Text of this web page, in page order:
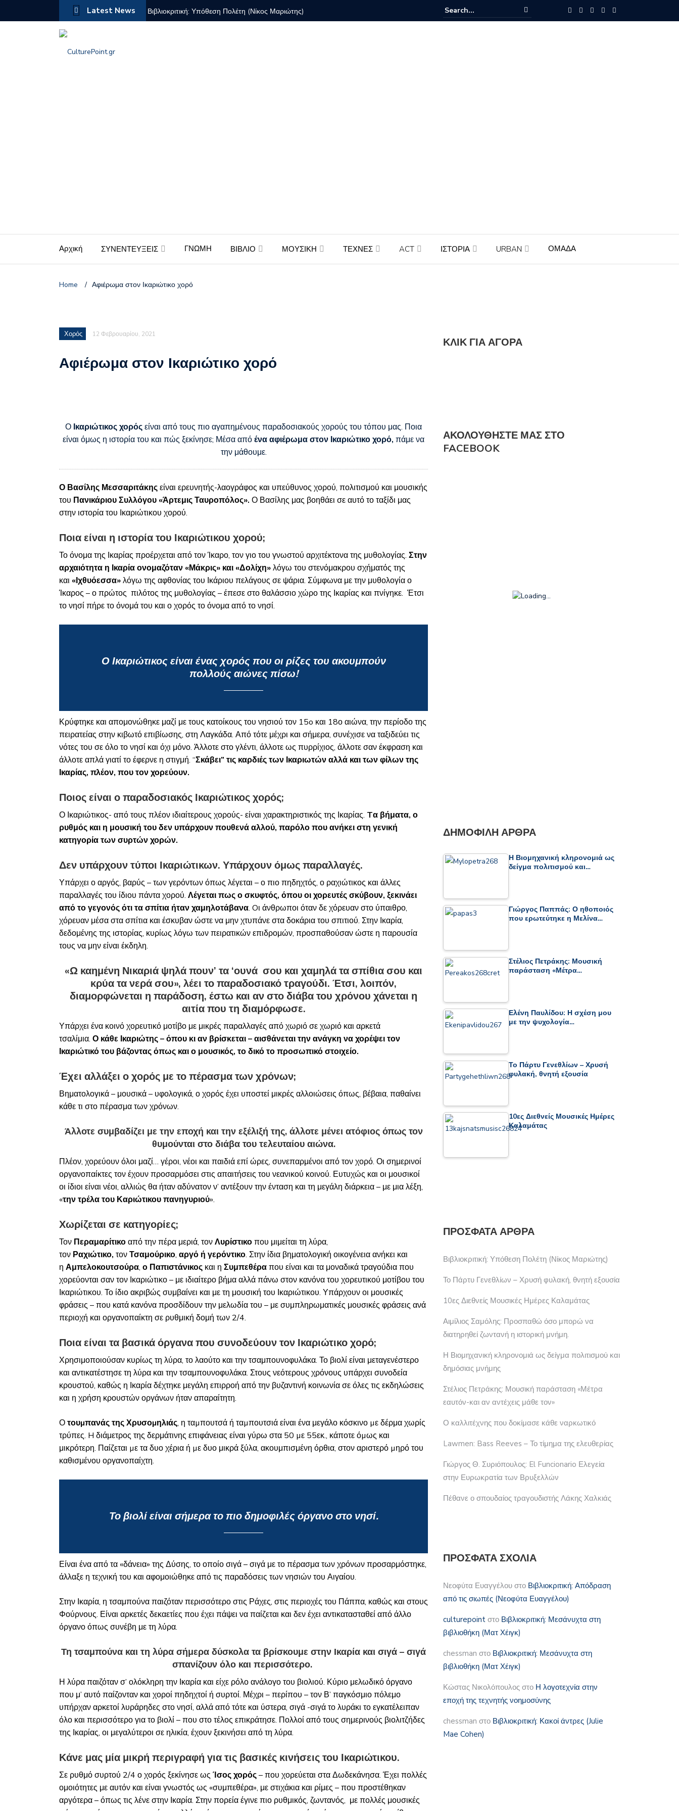
Latest News Βιβλιοκριτική: Υπόθεση Πολέτη (Νίκος Μαριώτης)
Πέθανε ο σπουδαίος τραγουδιστής Λάκης Χαλκιάς
Αρχική ΣΥΝΕΝΤΕΥΞΕΙΣ ΓΝΩΜΗ ΒΙΒΛΙΟ ΜΟΥΣΙΚΗ ΤΕΧΝΕΣ ACT ΙΣΤΟΡΙΑ URBAN ΟΜΑΔΑ
Home / Αφιέρωμα στον Ικαριώτικο χορό
Χορός 12 Φεβρουαρίου, 2021
Αφιέρωμα στον Ικαριώτικο χορό
Ο Ικαριώτικος χορόςείναι από τους πιο αγαπημένους παραδοσιακούς χορούς του τόπου μας. Ποια
είναι όμως η ιστορία του και πώς ξεκίνησε; Μέσα απόένα αφιέρωμα στον Ικαριώτικο χορό, πάμε να
την μάθουμε.
Ο Βασίλης Μεσσαριτάκηςείναι ερευνητής-λαογράφος και υπεύθυνος χορού, πολιτισμού και μουσικής
του Πανικάριου Συλλόγου «Άρτεμις Ταυροπόλος». Ο Βασίλης μας βοηθάει σε αυτό το ταξίδι μας
στην ιστορία του Ικαριώτικου χορού.
Ποια είναι η ιστορία του Ικαριώτικου χορού;
Το όνομα της Ικαρίας προέρχεται από τον Ίκαρο, τον γιο του γνωστού αρχιτέκτονα της μυθολογίας. Στην
αρχαιότητα η Ικαρία ονομαζόταν «Μάκρις» και «Δολίχη»λόγω του στενόμακρου σχήματός της
και «Ιχθυόεσσα»λόγω της αφθονίας του Ικάριου πελάγους σε ψάρια. Σύμφωνα με την μυθολογία ο
Ίκαρος – ο πρώτος πιλότος της μυθολογίας – έπεσε στο θαλάσσιο χώρο της Ικαρίας και πνίγηκε. Έτσι
το νησί πήρε το όνομά του και ο χορός το όνομα από το νησί.
Ο Ικαριώτικος είναι ένας χορός που οι ρίζες του ακουμπούν
πολλούς αιώνες πίσω!
Κρύφτηκε και απομονώθηκε μαζί με τους κατοίκους του νησιού τον 15o και 18ο αιώνα, την περίοδο της
πειρατείας στην κιβωτό επιβίωσης, στη Λαγκάδα. Από τότε μέχρι και σήμερα, συνέχισε να ταξιδεύει τις
νότες του σε όλο το νησί και όχι μόνο. Άλλοτε στο γλέντι, άλλοτε ως πυρρίχιος, άλλοτε σαν έκφραση και
άλλοτε απλά γιατί το έφερνε η στιγμή. “Σκάβει” τις καρδιές των Ικαριωτών αλλά και των φίλων της
Ικαρίας, πλέον, που τον χορεύουν.
Ποιος είναι ο παραδοσιακός Ικαριώτικος χορός;
Ο Ικαριώτικος- από τους πλέον ιδιαίτερους χορούς- είναι χαρακτηριστικός της Ικαρίας. Tα βήματα, ο
ρυθμός και η μουσική του δεν υπάρχουν πουθενά αλλού, παρόλο που ανήκει στη γενική
κατηγορία των συρτών χορών.
Δεν υπάρχουν τύποι Ικαριώτικων. Υπάρχουν όμως παραλλαγές.
Υπάρχει ο αργός, βαρύς – των γερόντων όπως λέγεται – ο πιο πηδηχτός, ο ραχιώτικος και άλλες
παραλλαγές του ίδιου πάντα χορού. Λέγεται πως ο σκυφτός, όπου οι χορευτές σκύβουν, ξεκινάει
από το γεγονός ότι τα σπίτια ήταν χαμηλοτάβανα. Oι άνθρωποι όταν δε χόρευαν στο ύπαιθρο,
χόρευαν μέσα στα σπίτια και έσκυβαν ώστε να μην χτυπάνε στα δοκάρια του σπιτιού. Στην Ικαρία,
δεδομένης της ιστορίας, κυρίως λόγω των πειρατικών επιδρομών, προσπαθούσαν ώστε η παρουσία
τους να μην είναι έκδηλη.
«Ω καημένη Νικαριά ψηλά πουν’ τα ‘ουνά σου και χαμηλά τα σπίθια σου και
κρύα τα νερά σου», λέει το παραδοσιακό τραγούδι. Έτσι, λοιπόν,
διαμορφώνεται η παράδοση, έστω και αν στο διάβα του χρόνου χάνεται η
αιτία που τη διαμόρφωσε.
Υπάρχει ένα κοινό χορευτικό μοτίβο με μικρές παραλλαγές από χωριό σε χωριό και αρκετά
τσαλίμια. Ο κάθε Ικαριώτης – όπου κι αν βρίσκεται – αισθάνεται την ανάγκη να χορέψει τον
Ικαριώτικό του βάζοντας όπως και ο μουσικός, το δικό το προσωπικό στοιχείο.
Έχει αλλάξει ο χορός με το πέρασμα των χρόνων;
Βηματολογικά – μουσικά – υφολογικά, ο χορός έχει υποστεί μικρές αλλοιώσεις όπως, βέβαια, παθαίνει
κάθε τι στο πέρασμα των χρόνων.
Άλλοτε συμβαδίζει με την εποχή και την εξέλιξή της, άλλοτε μένει ατόφιος όπως τον
θυμούνται στο διάβα του τελευταίου αιώνα.
Πλέον, χορεύουν όλοι μαζί… γέροι, νέοι και παιδιά επί ώρες, συνεπαρμένοι από τον χορό. Οι σημερινοί
οργανοπαίκτες τον έχουν προσαρμόσει στις απαιτήσεις του νεανικού κοινού. Ευτυχώς και οι μουσικοί
οι ίδιοι είναι νέοι, αλλιώς θα ήταν αδύνατον ν’ αντέξουν την ένταση και τη μεγάλη διάρκεια – με μια λέξη,
«την τρέλα του Καριώτικου πανηγυριού».
Χωρίζεται σε κατηγορίες;
Τον Περαμαρίτικοαπό την πέρα μεριά, τονΛυρίστικοπου μιμείται τη λύρα,
τον Ραχιώτικο, τονΤσαμούρικο, αργό ή γερόντικο. Στην ίδια βηματολογική οικογένεια ανήκει και
η Αμπελοκουτσούρα, ο Παπιστάνικος και η Συμπεθέραπου είναι και τα μοναδικά τραγούδια που
χορεύονται σαν τον Ικαριώτικο – με ιδιαίτερο βήμα αλλά πάνω στον κανόνα του χορευτικού μοτίβου του
Ικαριώτικου. Το ίδιο ακριβώς συμβαίνει και με τη μουσική του Ικαριώτικου. Υπάρχουν οι μουσικές
φράσεις – που κατά κανόνα προσδίδουν την μελωδία του – με συμπληρωματικές μουσικές φράσεις ανά
περιοχή και οργανοπαίκτη σε ρυθμική δομή των 2/4.
Ποια είναι τα βασικά όργανα που συνοδεύουν τον Ικαριώτικο χορό;
Χρησιμοποιούσαν κυρίως τη λύρα, το λαούτο και την τσαμπουνοφυλάκα. Το βιολί είναι μεταγενέστερο
και αντικατέστησε τη λύρα και την τσαμπουνοφυλάκα. Στους νεότερους χρόνους υπάρχει συνοδεία
κρουστού, καθώς η Ικαρία δέχτηκε μεγάλη επιρροή από την βυζαντινή κοινωνία σε όλες τις εκδηλώσεις
και η χρήση κρουστών οργάνων ήταν απαραίτητη.
Οτουµπανάς της Χρυσοµηλιάς, η ταµπουτσά ή ταµπουτσιά είναι ένα μεγάλο κόσκινο µε δέρμα χωρίς
τρύπες. H διάμετρος της δερμάτινης επιφάνειας είναι γύρω στα 50 µε 55εκ., κάποτε όµως και
μικρότερη. Παίζεται µε τα δυο χέρια ή µε δυο μικρά ξύλα, ακουμπισμένη όρθια, στον αριστερό µηρό του
καθισμένου οργανοπαίχτη.
Το βιολί είναι σήμερα το πιο δημοφιλές όργανο στο νησί.
Είναι ένα από τα «δάνεια» της Δύσης, το οποίο σιγά – σιγά με το πέρασμα των χρόνων προσαρμόστηκε,
άλλαξε η τεχνική του και αφομοιώθηκε από τις παραδόσεις των νησιών του Αιγαίου.
Στην Ικαρία, η τσαμπούνα παιζόταν περισσότερο στις Ράχες, στις περιοχές του Πάππα, καθώς και στους
Φούρνους. Είναι αρκετές δεκαετίες που έχει πάψει να παίζεται και δεν έχει αντικατασταθεί από άλλο
όργανο όπως συνέβη με τη λύρα.
Τη τσαμπούνα και τη λύρα σήμερα δύσκολα τα βρίσκουμε στην Ικαρία και σιγά – σιγά
σπανίζουν όλο και περισσότερο.
Η λύρα παιζόταν σ’ ολόκληρη την Ικαρία και είχε ρόλο ανάλογο του βιολιού. Κύριο μελωδικό όργανο
που μ’ αυτό παίζονταν και χοροί πηδηχτοί ή συρτοί. Μέχρι – περίπου – τον Β’ παγκόσμιο πόλεμο
υπήρχαν αρκετοί λυράρηδες στο νησί, αλλά από τότε και ύστερα, σιγά -σιγά το λυράκι το εγκατέλειπαν
όλο και περισσότερο για το βιολί – που στο τέλος επικράτησε. Πολλοί από τους σημερινούς βιολιτζήδες
της Ικαρίας, οι μεγαλύτεροι σε ηλικία, έχουν ξεκινήσει από τη λύρα.
Κάνε μας μία μικρή περιγραφή για τις βασικές κινήσεις του Ικαριώτικου.
Σε ρυθμό συρτού 2/4 ο χορός ξεκίνησε ως Ίσος χορός– που χορεύεται στα Δωδεκάνησα. Έχει πολλές
ομοιότητες με αυτόν και είναι γνωστός ως «συμπεθέρα», με στιχάκια και ρίμες – που προστέθηκαν
αργότερα – όπως τις λένε στην Ικαρία. Στην πορεία έγινε πιο ρυθμικός, ζωντανός, με πολλές μουσικές
ΚΛΙΚ ΓΙΑ ΑΓΟΡΆ
ΑΚΟΛΟΎΘΗΣΤΕ ΜΑΣ ΣΤΟ
FACEBOOK
ΔΗΜΟΦΙΛΉ ΆΡΘΡΑ
Η Βιομηχανική κληρονομιά ως
δείγμα πολιτισμού και…
Γιώργος Παππάς: Ο ηθοποιός
που ερωτεύτηκε η Μελίνα…
Στέλιος Πετράκης: Μουσική
παράσταση «Μέτρα…
Ελένη Παυλίδου: Η σχέση μου
με την ψυχολογία…
Το Πάρτυ Γενεθλίων – Χρυσή
φυλακή, θνητή εξουσία
10ες Διεθνείς Μουσικές Ημέρες
Καλαμάτας
ΠΡΌΣΦΑΤΑ ΆΡΘΡΑ
Βιβλιοκριτική: Υπόθεση Πολέτη (Νίκος Μαριώτης)
Το Πάρτυ Γενεθλίων – Χρυσή φυλακή, θνητή εξουσία
10ες Διεθνείς Μουσικές Ημέρες Καλαμάτας
Αιμίλιος Σαμόλης: Προσπαθώ όσο μπορώ να
διατηρηθεί ζωντανή η ιστορική μνήμη.
Η Βιομηχανική κληρονομιά ως δείγμα πολιτισμού και
δημόσιας μνήμης
Στέλιος Πετράκης: Μουσική παράσταση «Μέτρα
εαυτόν-και αν αντέχεις μάθε τον»
Ο καλλιτέχνης που δοκίμασε κάθε ναρκωτικό
Lawmen: Bass Reeves – Το τίμημα της ελευθερίας
Γιώργος Θ. Συριόπουλος: El Funcionario Ελεγεία
στην Ευρωκρατία των Βρυξελλών
Πέθανε ο σπουδαίος τραγουδιστής Λάκης Χαλκιάς
ΠΡΌΣΦΑΤΑ ΣΧΌΛΙΑ
Νεοφύτα Ευαγγέλου στο Βιβλιοκριτική: Απόδραση
από τις σιωπές (Νεοφύτα Ευαγγέλου)
culturepoint στο Βιβλιοκριτική: Μεσάνυχτα στη
βιβλιοθήκη (Ματ Χέιγκ)
chessman στο Βιβλιοκριτική: Μεσάνυχτα στη
βιβλιοθήκη (Ματ Χέιγκ)
Κώστας Νικολόπουλος στο Η λογοτεχνία στην
εποχή της τεχνητής νοημοσύνης
chessman στο Βιβλιοκριτική: Κακοί άντρες (Julie
Mae Cohen)